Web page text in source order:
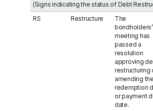
(Signs indicating the status of Debt
RS
Restructure
The
bondholders’
meeting has
passed a
resolution
approving
restructuring
amending the
redemption
or payment
date.